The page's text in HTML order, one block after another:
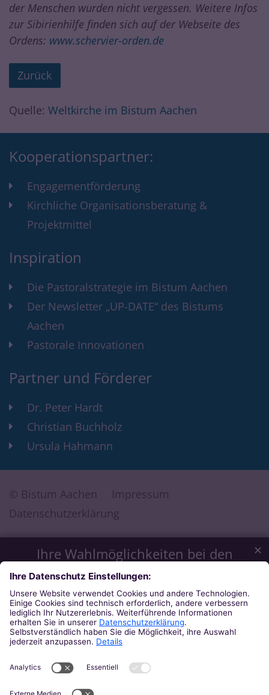
Ihre Wahlmöglichkeiten bei den
Einstellungen zum Datenschutz
Wir möchten Ihnen ein optimales Webseiten-Erlebnis bieten.
Dazu verwenden wir Cookies, die für das Funktionieren
unserer Website notwendig sind. Mit Ihrer Zustimmung
verwenden wir auch Cookies und andere Technologien, die
zur Anzeige externer Inhalte (Videos über Youtube, Audios
über Soundcloud, Karten über MapTiler ...) oder zu
selbst entscheiden, welche Kategorien Sie zulassen möchten.
Bitte beachten Sie, dass auf Basis Ihrer Einstellungen
womöglich nicht mehr alle Funktionalitäten der Seite zur
✕
der Menschen wurden nicht vergessen. Weitere Infos
zur Sibirienhilfe finden sich auf der Webseite des
Ordens: www.schervier-orden.de
Zurück
Quelle: Weltkirche im Bistum Aachen
Kooperationspartner:
Engagementförderung
Kirchliche Organisationsberatung &
Projektmittel
Inspiration
Die Pastoralstrategie im Bistum Aachen
Der Newsletter „UP-DATE“ des Bistums
Aachen
Pastorale Innovationen
Partner und Förderer
Dr. Peter Hardt
Christian Buchholz
Ursula Hahmann
© Bistum Aachen
Impressum
Datenschutzerklärung